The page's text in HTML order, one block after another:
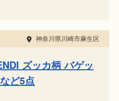
神奈川県川崎市麻生区
ズッカ柄 バゲッ
ど5点